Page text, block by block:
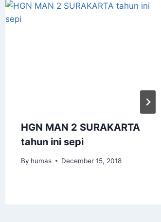
HGN MAN 2 SURAKARTA
tahun ini sepi
By humas December 15, 2018